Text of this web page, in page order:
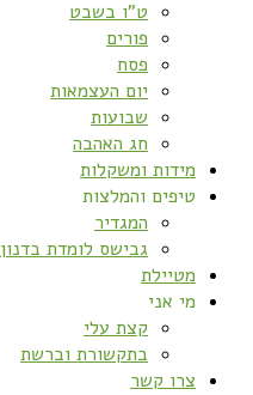
ט”ו בשבט
פורים
פסח
יום העצמאות
שבועות
חג האהבה
מידות ומשקלות
טיפים והמלצות
המגדיר
גבישס לומדת בדנון
מטיילת
מי אני
קצת עלי
בתקשורת וברשת
צרו קשר